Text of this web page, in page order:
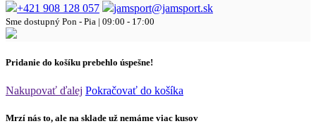
+421 908 128 057 jamsport@jamsport.sk
Sme dostupný Pon - Pia | 09:00 - 17:00
Pridanie do košíku prebehlo úspešne!
Nakupovať ďalej Pokračovať do košíka
Mrzí nás to, ale na sklade už nemáme viac kusov